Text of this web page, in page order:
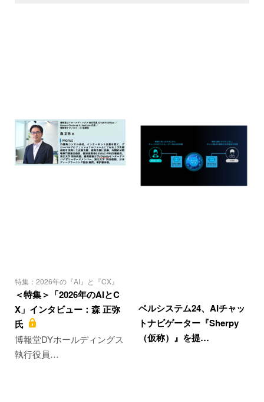
特集：2026年の『AI』と『CX』
＜特集＞「2026年のAIとC
X」インタビュー：森 正弥
氏
博報堂DYホールディングス
執行役員…
ベルシステム24、AIチャッ
トナビゲーター『Sherpy
（仮称）』を提…